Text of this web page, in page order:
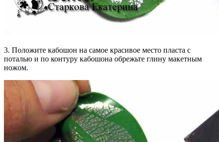
3. Положите кабошон на самое красивое место пласта с
поталью и по контуру кабошона обрежьте глину макетным
ножом.